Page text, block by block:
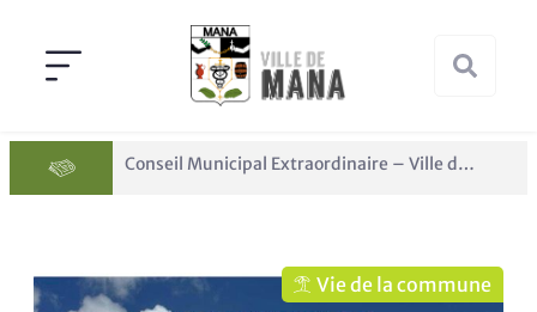
Conseil Municipal Extraordinaire – Ville de Mana du 05 juin 2026
Vie de la commune